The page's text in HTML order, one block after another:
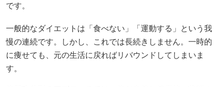
です。
一般的なダイエットは「食べない」「運動する」という我
慢の連続です。しかし、これでは長続きしません。一時的
に痩せても、元の生活に戻ればリバウンドしてしまいま
す。